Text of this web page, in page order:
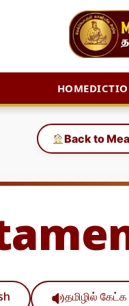
HOME
Back to
தமிழில் கேட்க